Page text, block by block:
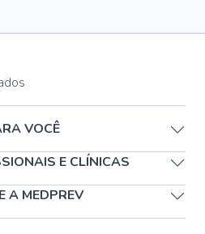
VOCÊ
E CLÍNICAS
A MEDPREV